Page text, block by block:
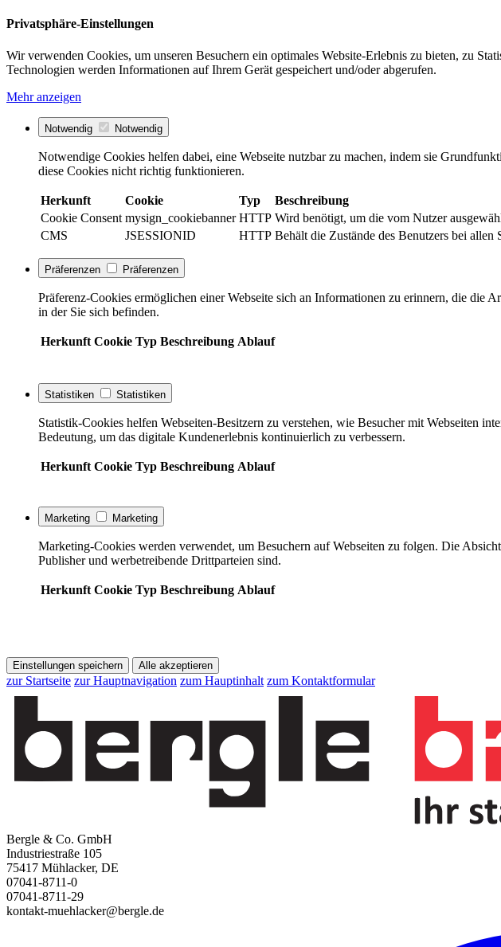
Privatsphäre-Einstellungen
Wir verwenden Cookies, um unseren Besuchern ein optimales Website-Erlebnis zu bieten, zu
Technologien werden Informationen auf Ihrem Gerät gespeichert und/oder abgerufen.
Mehr anzeigen
Notwendig Notwendig
Notwendige Cookies helfen dabei, eine Webseite nutzbar zu machen, indem sie
diese Cookies nicht richtig funktionieren.
Herkunft Cookie Typ Beschreibung
Cookie Consent mysign_cookiebanner HTTP Wird benötigt, um die vom Nutzer
CMS
JSESSIONID HTTP Behält die Zustände des Benutzers bei allen
Präferenzen Präferenzen
Präferenz-Cookies ermöglichen einer Webseite sich an Informationen zu erinnern, die die
in der Sie sich befinden.
Herkunft Cookie Typ Beschreibung Ablauf
Statistiken Statistiken
Statistik-Cookies helfen Webseiten-Besitzern zu verstehen, wie Besucher mit Webseiten
Bedeutung, um das digitale Kundenerlebnis kontinuierlich zu verbessern.
Herkunft Cookie Typ Beschreibung Ablauf
Marketing Marketing
Marketing-Cookies werden verwendet, um Besuchern auf Webseiten zu folgen. Die
Publisher und werbetreibende Drittparteien sind.
Herkunft Cookie Typ Beschreibung Ablauf
Einstellungen speichern Alle akzeptieren
zur Startseite zur Hauptnavigation zum Hauptinhalt zum Kontaktformular
Bergle & Co. GmbH
Industriestraße 105
75417 Mühlacker, DE
07041-8711-0
07041-8711-29
kontakt-muehlacker@bergle.de